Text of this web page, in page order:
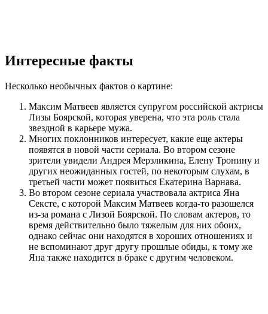
Интересные факты
Несколько необычных фактов о картине:
Максим Матвеев является супругом российской актрисы
Лизы Боярской, которая уверена, что эта роль стала
звездной в карьере мужа.
Многих поклонников интересует, какие еще актеры
появятся в новой части сериала. Во втором сезоне
зрители увидели Андрея Мерзликина, Елену Тронину и
других неожиданных гостей, по некоторым слухам, в
третьей части может появиться Екатерина Варнава.
Во втором сезоне сериала участвовала актриса Яна
Сексте, с которой Максим Матвеев когда-то разошелся
из-за романа с Лизой Боярской. По словам актеров, то
время действительно было тяжелым для них обоих,
однако сейчас они находятся в хороших отношениях и
не вспоминают друг другу прошлые обиды, к тому же
Яна также находится в браке с другим человеком.